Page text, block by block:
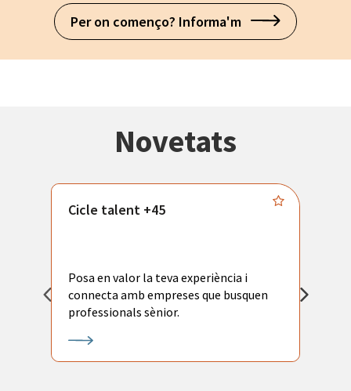
Per on començo? Informa'm
Novetats
Cicle talent +45
Posa en valor la teva experiència i
connecta amb empreses que busquen
professionals sènior.